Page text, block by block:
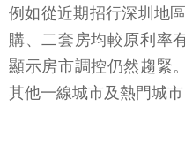
例如從近期招行深圳地
購、二套房均較原利率
顯示房市調控仍然趨緊
其他一線城市及熱門城